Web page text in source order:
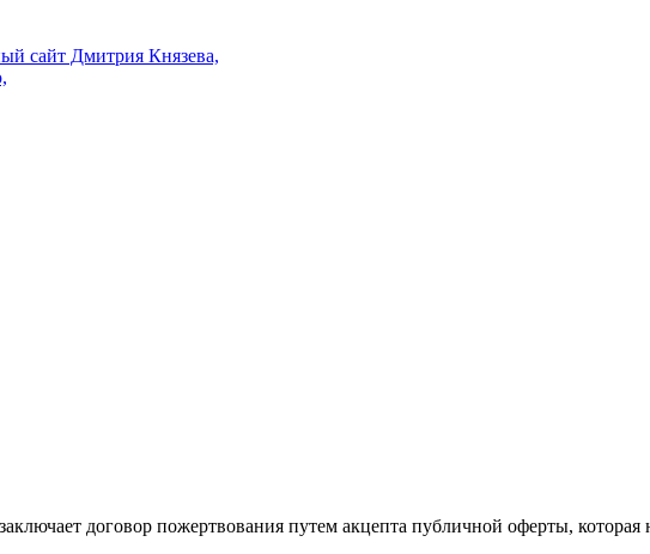
сайт Дмитрия Князева,
договор пожертвования путем акцепта публичной оферты, которая